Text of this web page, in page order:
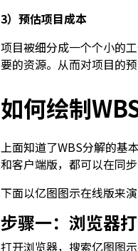
3）预估项目成本
项目被细分成一个个小的
要的资源。从而对项目的预
如何绘制
上面知道了WBS分解的基
和客户端版，都可以在同步
下面以亿图图示在线版来演
步骤一： 浏览器
打开浏览器，搜索亿图图